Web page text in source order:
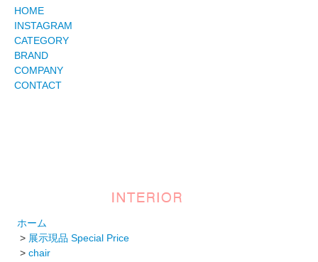
HOME
INSTAGRAM
CATEGORY
BRAND
COMPANY
CONTACT
ホーム
> 展示現品 Special Price
>chair